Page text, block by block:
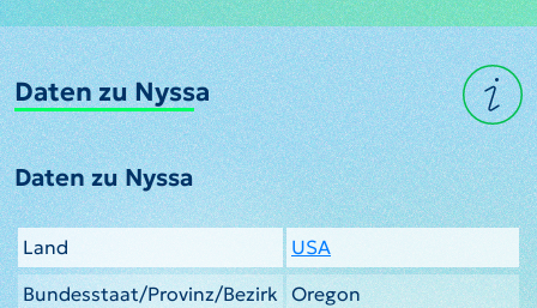
Daten zu Nyssa
Daten zu Nyssa
Land
USA
Bundesstaat/Provinz/Bezirk Oregon